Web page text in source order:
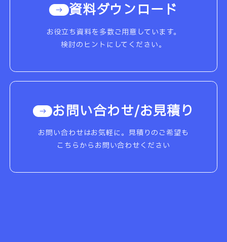
資料ダウンロード
お役立ち資料を多数ご用意しています。
検討のヒントにしてください。
お問い合わせ/お見積り
お問い合わせはお気軽に。見積りのご希望も
こちらからお問い合わせください